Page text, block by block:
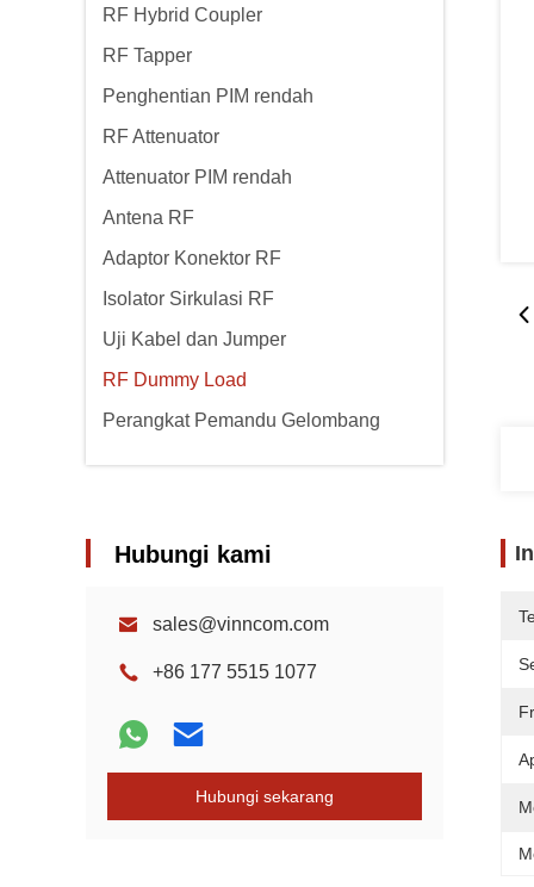
RF Hybrid Coupler
RF Tapper
Penghentian PIM rendah
RF Attenuator
Attenuator PIM rendah
Antena RF
Adaptor Konektor RF
Isolator Sirkulasi RF
Uji Kabel dan Jumper
RF Dummy Load
Perangkat Pemandu Gelombang
Hubungi kami
sales@vinncom.com
+86 177 5515 1077
Hubungi sekarang